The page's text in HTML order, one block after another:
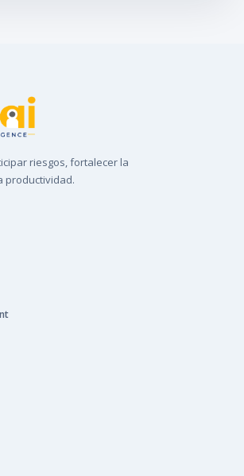
riesgos, fortalecer la
productividad.